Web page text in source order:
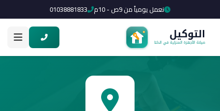
نعمل يومياً من 9ص - 10م 01038881833